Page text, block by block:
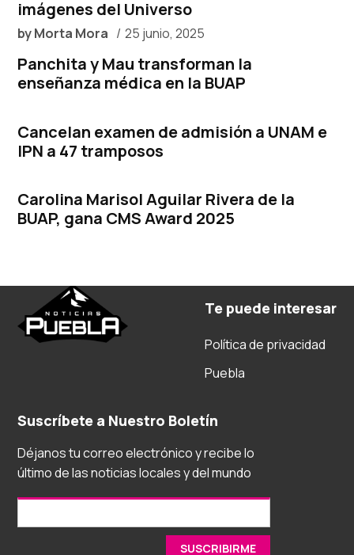
imágenes del Universo
byMorta Mora 25 junio, 2025
Panchita y Mau transforman la
enseñanza médica en la BUAP
Cancelan examen de admisión a UNAM e
IPN a 47 tramposos
Carolina Marisol Aguilar Rivera de la
BUAP, gana CMS Award 2025
Te puede interesar
Política de privacidad
Puebla
Suscríbete a Nuestro Boletín
Déjanos tu correo electrónico y recibe lo
último de las noticias locales y del mundo